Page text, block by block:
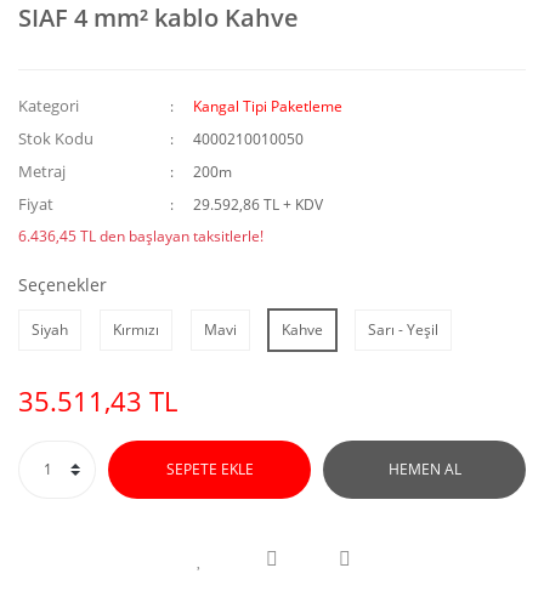
SIAF 4 mm² kablo Kahve
Kategori Kangal Tipi Paketleme
Stok Kodu 4000210010050
Metraj 200m
Fiyat
29.592,86 TL + KDV
6.436,45 TL den başlayan taksitlerle!
Seçenekler
Siyah Kırmızı Mavi Kahve Sarı - Yeşil
35.511,43 TL
SEPETE EKLE HEMEN AL